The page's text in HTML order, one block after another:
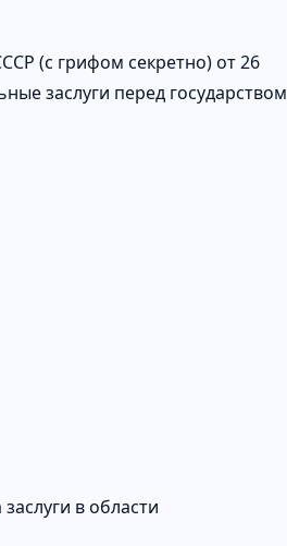
(с грифом секретно) от 26
заслуги перед государством
в области